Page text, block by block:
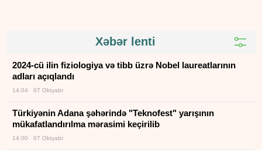
Xəbər lenti
2024-cü ilin fiziologiya və tibb üzrə Nobel laureatlarının
adları açıqlandı
14:04 07 Oktyabr
Türkiyənin Adana şəhərində "Teknofest" yarışının
mükafatlandırılma mərasimi keçirilib
14:00 07 Oktyabr